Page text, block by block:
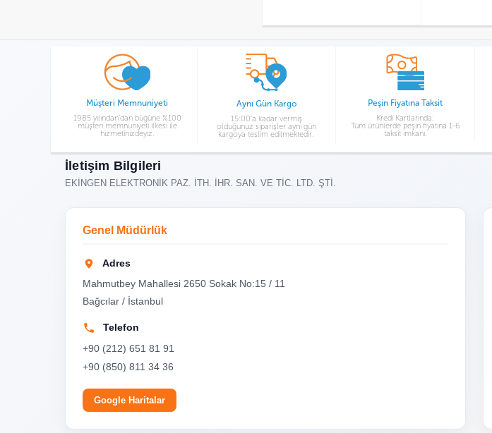
Müşteri Memnuniyeti
1985 yılından’dan bügüne %100
müşteri memnuniyeti ilkesi ile
hizmetinizdeyiz.
Aynı Gün Kargo
15:00’a kadar vermiş
olduğunuz siparişler aynı gün
kargoya teslim edilmektedir.
Peşin Fiyatına Taksit
Kredi Kartlarında;
Tüm ürünlerde peşin fiyatına 1-6
taksit imkanı.
İletişim Bilgileri
EKİNGEN ELEKTRONİK PAZ. İTH. İHR. SAN. VE TİC. LTD. ŞTİ.
Genel Müdürlük
Adres
Mahmutbey Mahallesi 2650 Sokak No:15 / 11
Bağcılar / İstanbul
Telefon
+90 (212) 651 81 91
+90 (850) 811 34 36
Google Haritalar